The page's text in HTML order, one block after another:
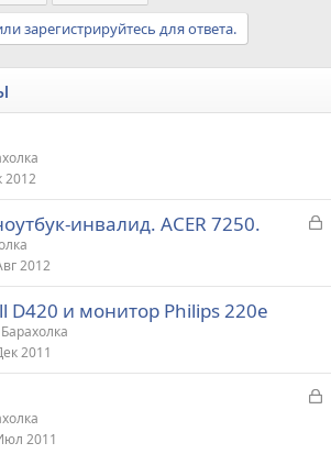
зарегистрируйтесь для ответа.
2012
З
р
инвалид. ACER 7250.
2012
D420 и монитор Philips 220e
Барахолка
2011
З
2011